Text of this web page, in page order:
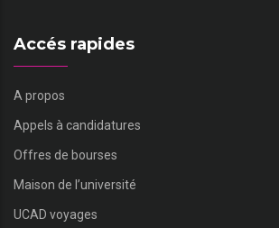
Accés rapides
A propos
Appels à candidatures
Offres de bourses
Maison de l’université
UCAD voyages